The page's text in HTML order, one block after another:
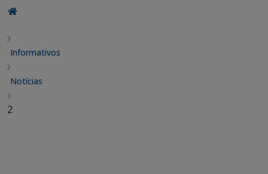
Informativos
Notícias
2